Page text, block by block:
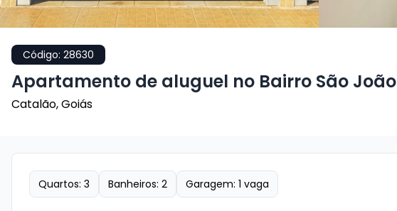
Código: 28630
Apartamento de aluguel no Bairro São João
Catalão,Goiás
Quartos: 3 Banheiros: 2 Garagem: 1 vaga